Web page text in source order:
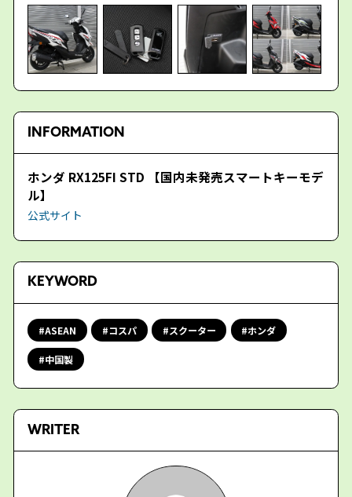
INFORMATION
ホンダ RX125FI STD 【国内未発売スマートキーモデ
ル】
公式サイト
KEYWORD
ASEAN コスパ スクーター ホンダ
中国製
WRITER